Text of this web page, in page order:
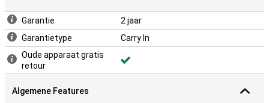
Garantie
2 jaar
Garantietype
Carry In
Oude apparaat gratis
retour
Algemene Features